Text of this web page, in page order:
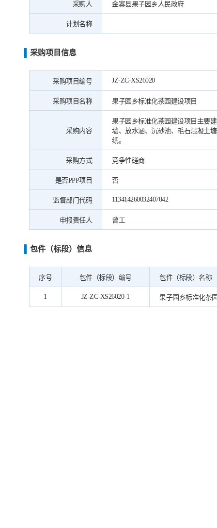
采购人 金寨县果子园乡人民政府
计划名称
采购项目信息
采购项目编号 JZ-ZC-XS26020
采购项目名称 果子园乡标准化茶园建设项目
采购内容
果子园乡标准化茶园建设项目主要
墙、放水涵、沉砂池、毛石混凝土
纸。
采购方式 竞争性磋商
是否PPP项目 否
监督部门代码 113414260032407042
申报责任人 曾工
包件（标段）信息
序号 包件（标段）编号 包件（标段）名称
1 JZ-ZC-XS26020-1 果子园乡标准化茶